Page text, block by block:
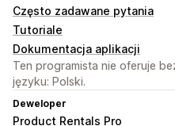
Często zadawane pytania
Tutoriale
Dokumentacja aplikacji
Ten programista nie oferuje
języku: Polski.
Deweloper
Product Rentals Pro